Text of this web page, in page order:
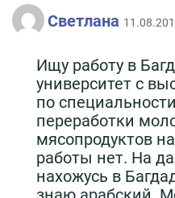
Светлана
Ищу работу в
университет с
по
переработки
мясопродуктов
работы нет. На
нахожусь в